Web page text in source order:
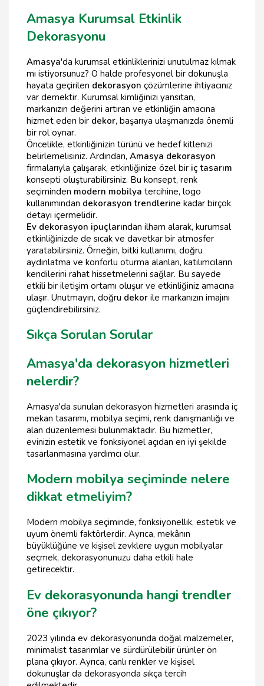
Amasya Kurumsal Etkinlik
Dekorasyonu
Amasya'da kurumsal etkinliklerinizi unutulmaz kılmak
mı istiyorsunuz? O halde profesyonel bir dokunuşla
hayata geçirilen dekorasyon çözümlerine ihtiyacınız
var demektir. Kurumsal kimliğinizi yansıtan,
markanızın değerini artıran ve etkinliğin amacına
hizmet eden bir dekor, başarıya ulaşmanızda önemli
bir rol oynar.
Öncelikle, etkinliğinizin türünü ve hedef kitlenizi
belirlemelisiniz. Ardından, Amasya dekorasyon
firmalarıyla çalışarak, etkinliğinize özel bir iç tasarım
konsepti oluşturabilirsiniz. Bu konsept, renk
seçiminden modern mobilya tercihine, logo
kullanımından dekorasyon trendlerine kadar birçok
detayı içermelidir.
Ev dekorasyon ipuçlarından ilham alarak, kurumsal
etkinliğinizde de sıcak ve davetkar bir atmosfer
yaratabilirsiniz. Örneğin, bitki kullanımı, doğru
aydınlatma ve konforlu oturma alanları, katılımcıların
kendilerini rahat hissetmelerini sağlar. Bu sayede
etkili bir iletişim ortamı oluşur ve etkinliğiniz amacına
ulaşır. Unutmayın, doğru dekor ile markanızın imajını
güçlendirebilirsiniz.
Sıkça Sorulan Sorular
Amasya'da dekorasyon hizmetleri
nelerdir?
Amasya'da sunulan dekorasyon hizmetleri arasında iç
mekan tasarımı, mobilya seçimi, renk danışmanlığı ve
alan düzenlemesi bulunmaktadır. Bu hizmetler,
evinizin estetik ve fonksiyonel açıdan en iyi şekilde
tasarlanmasına yardımcı olur.
Modern mobilya seçiminde nelere
dikkat etmeliyim?
Modern mobilya seçiminde, fonksiyonellik, estetik ve
uyum önemli faktörlerdir. Ayrıca, mekânın
büyüklüğüne ve kişisel zevklere uygun mobilyalar
seçmek, dekorasyonunuzu daha etkili hale
getirecektir.
Ev dekorasyonunda hangi trendler
öne çıkıyor?
2023 yılında ev dekorasyonunda doğal malzemeler,
minimalist tasarımlar ve sürdürülebilir ürünler ön
plana çıkıyor. Ayrıca, canlı renkler ve kişisel
dokunuşlar da dekorasyonda sıkça tercih